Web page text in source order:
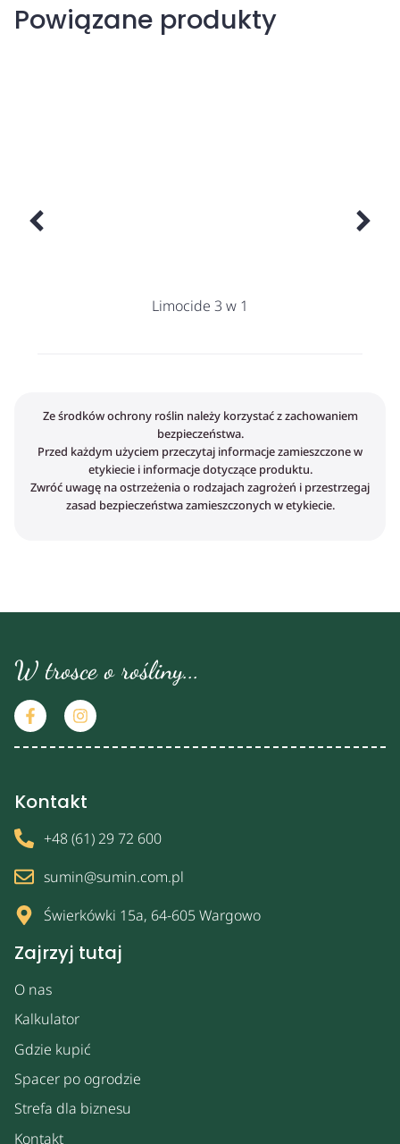
Powiązane produkty
Limocide 3 w 1
Ze środków ochrony roślin należy korzystać z zachowaniem
bezpieczeństwa.
Przed każdym użyciem przeczytaj informacje zamieszczone w
etykiecie i informacje dotyczące produktu.
Zwróć uwagę na ostrzeżenia o rodzajach zagrożeń i przestrzegaj
zasad bezpieczeństwa zamieszczonych w etykiecie.
W trosce o rośliny...
Zajrzyj tutaj
O nas
Kalkulator
Gdzie kupić
Spacer po ogrodzie
Strefa dla biznesu
Kontakt
Kontakt
+48 (61) 29 72 600
sumin@sumin.com.pl
Świerkówki 15a, 64-605 Wargowo